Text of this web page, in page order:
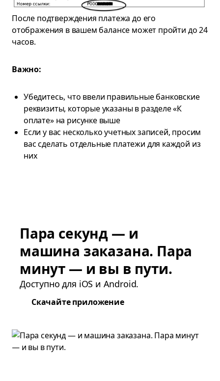
После подтверждения платежа до его
отображения в вашем балансе может пройти до 24
часов.
Важно:
Убедитесь, что ввели правильные банковские
реквизиты, которые указаны в разделе «К
оплате» на рисунке выше
Если у вас несколько учетных записей, просим
вас сделать отдельные платежи для каждой из
них
Пара секунд — и
машина заказана. Пара
минут — и вы в пути.
Доступно для iOS и Android.
Скачайте приложение